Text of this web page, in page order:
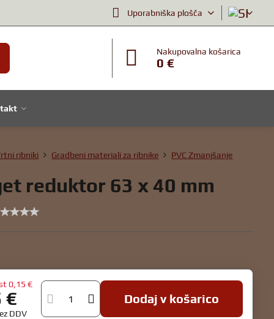
Uporabniška plošča
Nakupovalna košarica
0 €
ribniki Gradbeni materiali za ribnike PVC Zmanjšanje
reduktor 63 x 40 mm
0,15 €
€
DDV
Dodaj v košarico